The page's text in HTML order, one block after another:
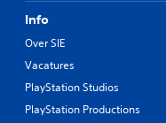
Info
Over SIE
Vacatures
PlayStation Studios
PlayStation Productions